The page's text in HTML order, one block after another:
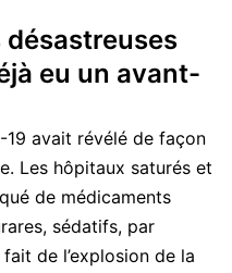
désastreuses
eu un avant-
19 avait révélé de façon
Les hôpitaux saturés et
de médicaments
sédatifs, par
de l’explosion de la